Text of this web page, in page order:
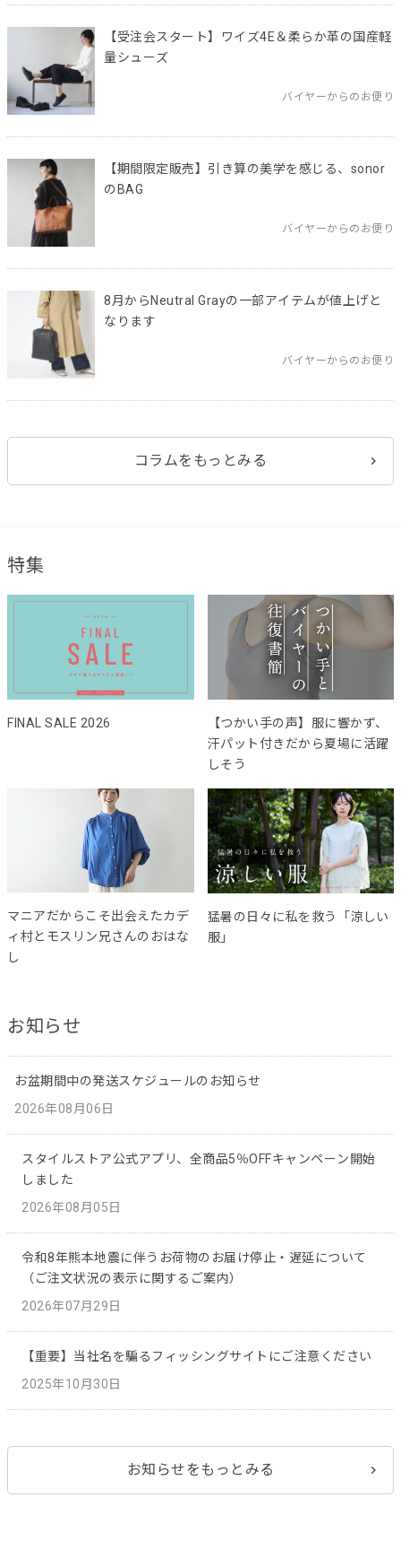
【受注会スタート】ワイズ4E＆柔らか革の国産軽
量シューズ
バイヤーからのお便り
【期間限定販売】引き算の美学を感じる、sonor
のBAG
バイヤーからのお便り
8月からNeutral Grayの一部アイテムが値上げと
なります
バイヤーからのお便り
コラムをもっとみる
特集
FINAL SALE 2026
【つかい手の声】服に響かず、
汗パット付きだから夏場に活躍
しそう
マニアだからこそ出会えたカデ
ィ村とモスリン兄さんのおはな
し
猛暑の日々に私を救う「涼しい
服」
お知らせ
お盆期間中の発送スケジュールのお知らせ
2026年08月06日
スタイルストア公式アプリ、全商品5％OFFキャンペーン開始
しました
2026年08月05日
令和8年熊本地震に伴うお荷物のお届け停止・遅延について
（ご注文状況の表示に関するご案内）
2026年07月29日
【重要】当社名を騙るフィッシングサイトにご注意ください
2025年10月30日
お知らせをもっとみる